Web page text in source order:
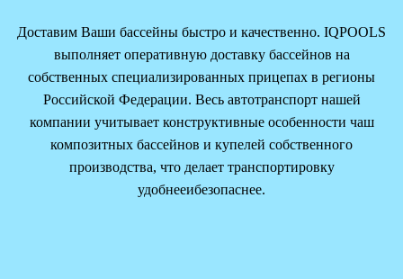
Доставим Ваши бассейны быстро и качественно. IQPOOLS
выполняет оперативную доставку бассейнов на
собственных специализированных прицепах в регионы
Российской Федерации. Весь автотранспорт нашей
компании учитывает конструктивные особенности чаш
композитных бассейнов и купелей собственного
производства, что делает транспортировку
удобнееибезопаснее.